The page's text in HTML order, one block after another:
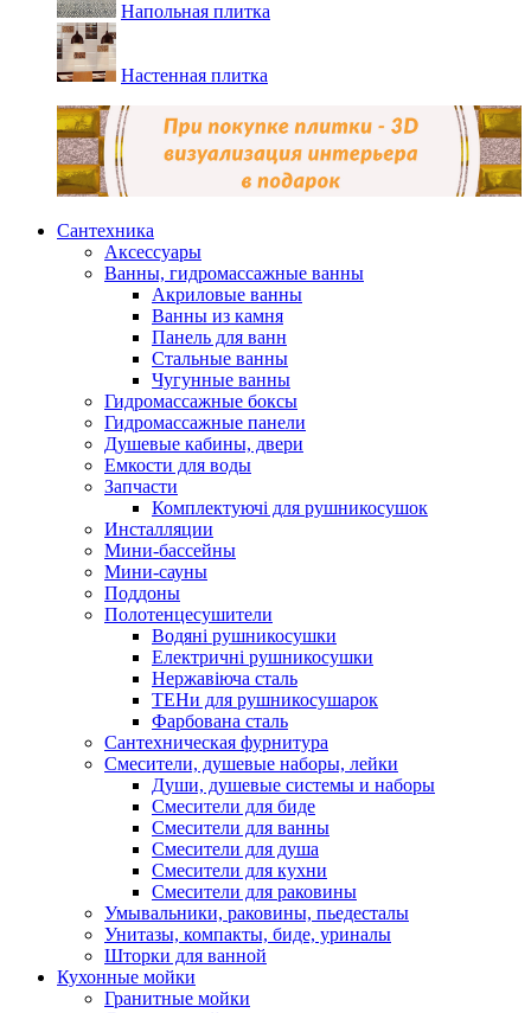
Напольная плитка
Настенная плитка
Сантехника
Аксессуары
Ванны, гидромассажные ванны
Акриловые ванны
Ванны из камня
Панель для ванн
Стальные ванны
Чугунные ванны
Гидромассажные боксы
Гидромассажные панели
Душевые кабины, двери
Емкости для воды
Запчасти
Комплектуючі для рушникосушок
Инсталляции
Мини-бассейны
Мини-сауны
Поддоны
Полотенцесушители
Водяні рушникосушки
Електричні рушникосушки
Нержавіюча сталь
ТЕНи для рушникосушарок
Фарбована сталь
Сантехническая фурнитура
Смесители, душевые наборы, лейки
Души, душевые системы и наборы
Смесители для биде
Смесители для ванны
Смесители для душа
Смесители для кухни
Смесители для раковины
Умывальники, раковины, пьедесталы
Унитазы, компакты, биде, уриналы
Шторки для ванной
Кухонные мойки
Гранитные мойки